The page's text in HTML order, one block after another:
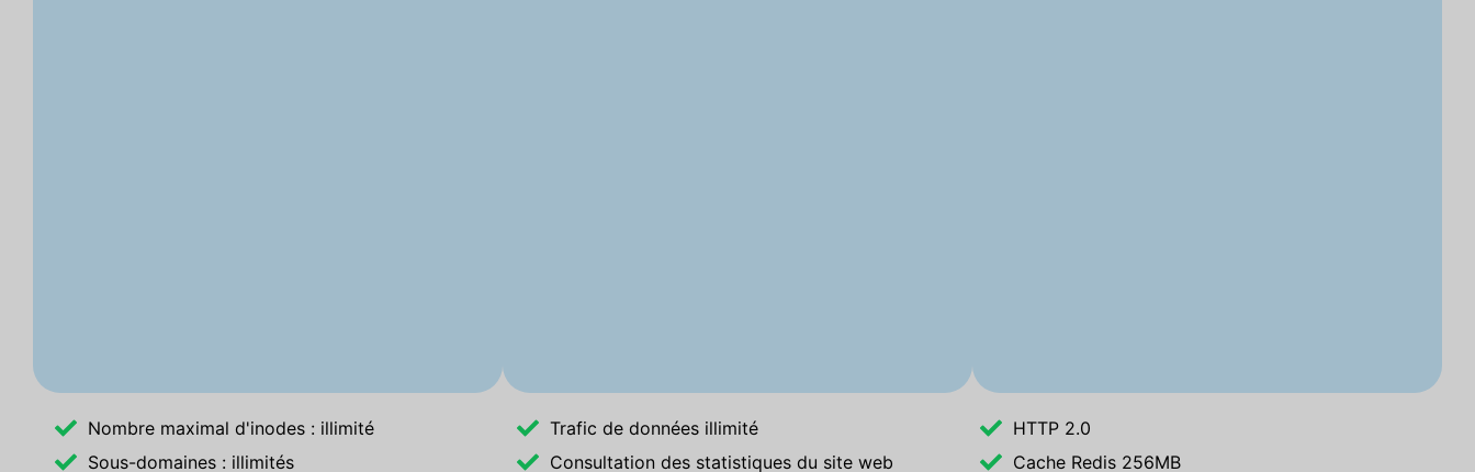
Nombre maximal d'inodes : illimité
Sous-domaines : illimités
Trafic de données illimité
Consultation des statistiques du site web
HTTP 2.0
Cache Redis 256MB